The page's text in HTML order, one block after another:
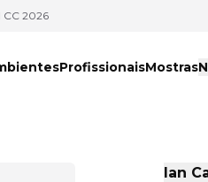
CC 2026
ProfissionaisMostras
lan